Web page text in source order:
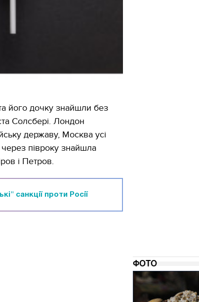
його дочку знайшли без
Солсбері. Лондон
державу, Москва усі
півроку знайшла
і Петров.
санкції проти Росії
ФОТО